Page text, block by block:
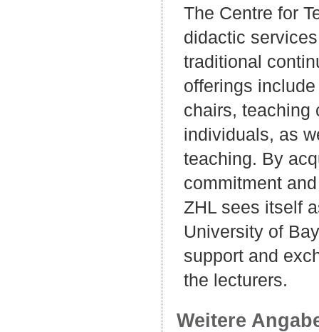
The Centre for
didactic
traditional
offerings
chairs, teaching
individuals, as
teaching. By
commitment
ZHL sees itself
University of
support and
the lecturers.
Weitere